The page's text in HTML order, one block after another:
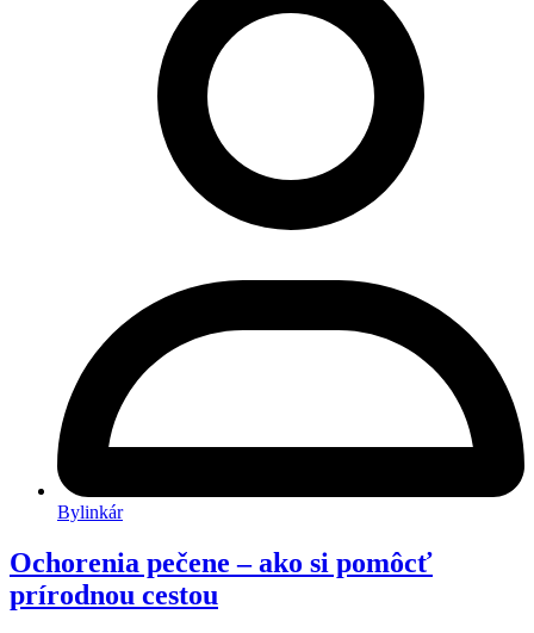
Bylinkár
Ochorenia pečene – ako si pomôcť
prírodnou cestou